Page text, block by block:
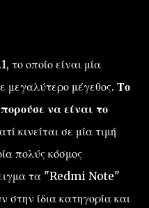
το οποίο είναι μία
μεγαλύτερο μέγεθος. Το
να είναι το
κινείται σε μία τιμή
πολύς κόσμος
τα "Redmi Note"
ίδια κατηγορία και